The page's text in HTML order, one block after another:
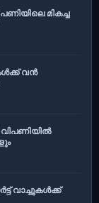
മികച്ച
വൻ
വാച്ചുകൾക്ക്